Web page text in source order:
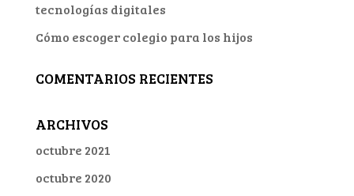
tecnologías digitales
Cómo escoger colegio para los hijos
COMENTARIOS RECIENTES
ARCHIVOS
octubre 2021
octubre 2020